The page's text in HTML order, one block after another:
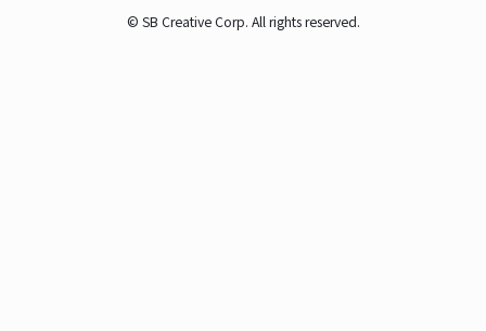
© SB Creative Corp. All rights reserved.